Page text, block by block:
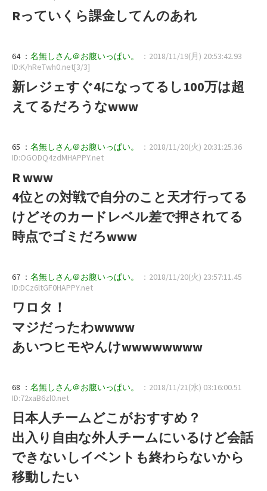
Rっていくら課金してんのあれ
64 ： 名無しさん＠お腹いっぱい。
：2018/11/19(月) 20:53:42.93
ID:K/hReTwh0.net[3/3]
新レジェすぐ4になってるし100万は超
えてるだろうなwww
65 ： 名無しさん＠お腹いっぱい。
：2018/11/20(火) 20:31:25.36
ID:OGODQ4zdMHAPPY.net
R www
4位との対戦で自分のこと天才行ってる
けどそのカードレベル差で押されてる
時点でゴミだろwww
67 ： 名無しさん＠お腹いっぱい。
：2018/11/20(火) 23:57:11.45
ID:DCz6ltGF0HAPPY.net
ワロタ！
マジだったわwwww
あいつヒモやんけwwwwwwww
68 ： 名無しさん＠お腹いっぱい。
：2018/11/21(水) 03:16:00.51
ID:72xaB6zl0.net
日本人チームどこがおすすめ？
出入り自由な外人チームにいるけど会話
できないしイベントも終わらないから
移動したい